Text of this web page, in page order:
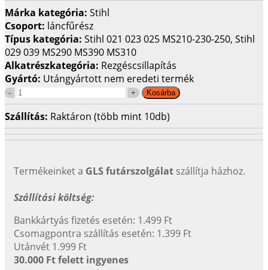
Márka kategória: Stihl
Csoport: láncfűrész
Típus kategória: Stihl 021 023 025 MS210-230-250, Stihl
029 039 MS290 MS390 MS310
Alkatrészkategória: Rezgéscsillapítás
Gyártó: Utángyártott nem eredeti termék
Szállítás: Raktáron (több mint 10db)
Termékeinket a GLS futárszolgálat szállítja házhoz.
Szállítási költség:
Bankkártyás fizetés esetén: 1.499 Ft
Csomagpontra szállítás esetén: 1.399 Ft
Utánvét 1.999 Ft
30.000 Ft felett ingyenes